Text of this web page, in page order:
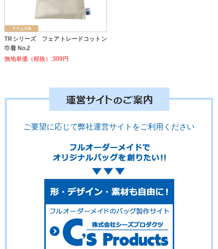
TRシリーズ フェアトレードコットン
巾着 No.2
無地単価（税抜）:309円
ご要望に応じて弊社運営サイトをご利用ください